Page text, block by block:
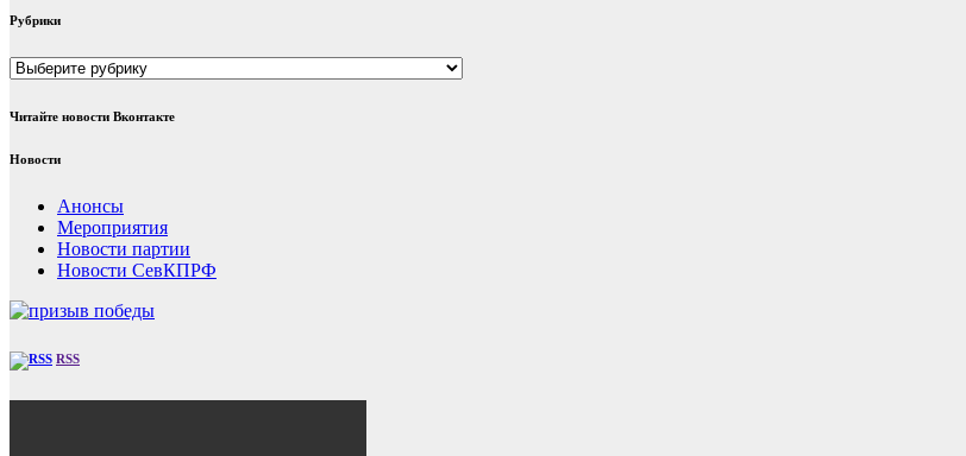
Рубрики
Рубрики
Читайте новости Вконтакте
Новости
Анонсы
Мероприятия
Новости партии
Новости СевКПРФ
RSS